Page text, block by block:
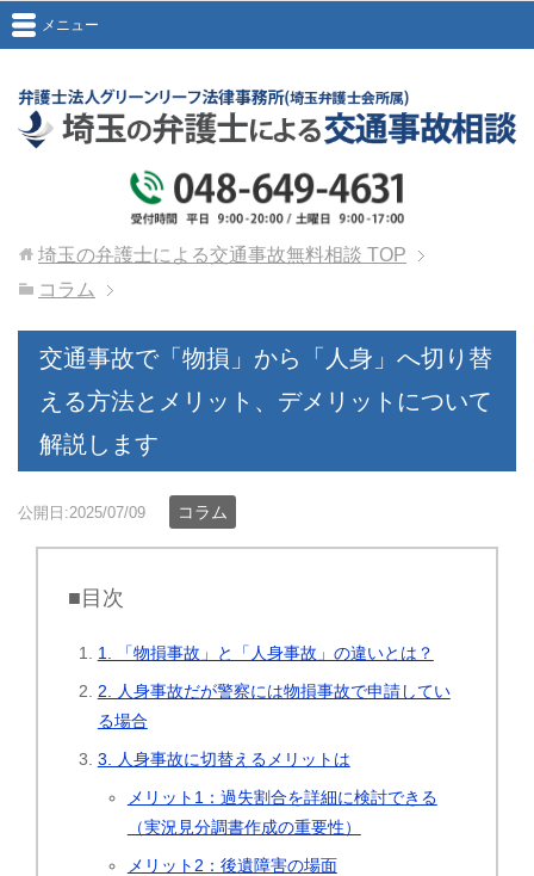
メニュー
埼玉の弁護士による交通事故無料相談 TOP
コラム
交通事故で「物損」から「人身」へ切り替
える方法とメリット、デメリットについて
解説します
公開日:2025/07/09 コラム
■目次
1. 「物損事故」と「人身事故」の違いとは？
2. 人身事故だが警察には物損事故で申請してい
る場合
3. 人身事故に切替えるメリットは
メリット1：過失割合を詳細に検討できる
（実況見分調書作成の重要性）
メリット2：後遺障害の場面